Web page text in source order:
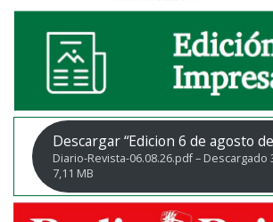
Descargar “Edicion 6 de agosto
Diario-Revista-06.08.26.pdf – Descargado
7,11 MB